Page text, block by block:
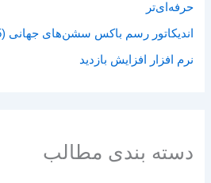
حرفه‌ای‌تر
اندیکاتور رسم باکس سشن‌های جهانی (MT5)
نرم افزار افزایش بازدید
دسته بندی مطالب